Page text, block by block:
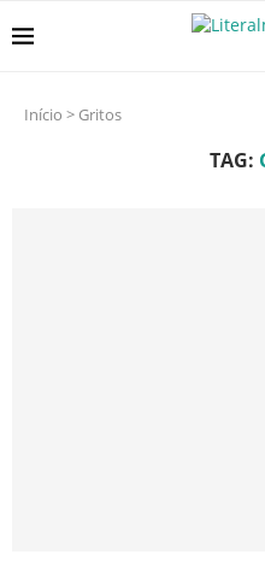
Início > Gritos
TAG: